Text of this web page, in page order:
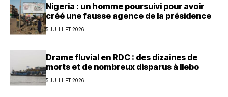
Nigeria : un homme poursuivi pour avoir
créé une fausse agence de la présidence
5 JUILLET 2026
Drame fluvial en RDC : des dizaines de
morts et de nombreux disparus à Ilebo
5 JUILLET 2026